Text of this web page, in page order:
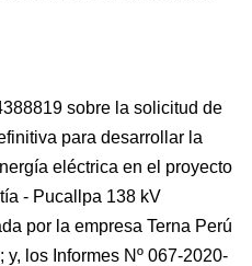
sobre la solicitud de
para desarrollar la
eléctrica en el proyecto
- Pucallpa 138 kV
por la empresa Terna Perú
los Informes Nº 067-2020-